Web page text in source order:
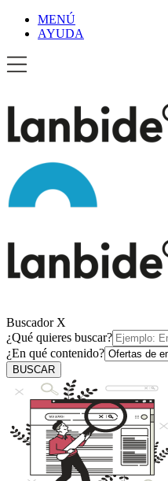
MENÚ
AYUDA
Buscador X
¿Qué quieres buscar?
¿En qué contenido?
BUSCAR